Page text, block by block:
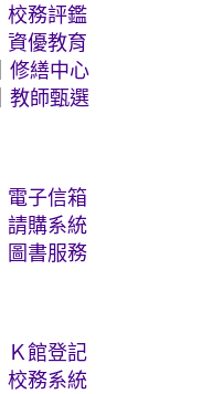
｜校務評鑑
｜資優教育
｜修繕中心
｜教師甄選
電子信箱
｜請購系統
圖書服務
Ｋ館登記
｜校務系統